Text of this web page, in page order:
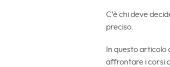
C’è chi deve
preciso.
In questo articolo
affrontare i corsi